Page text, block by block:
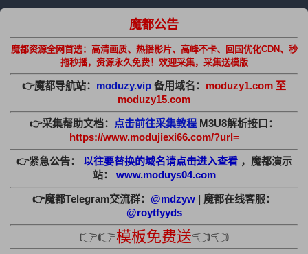
魔都公告
魔都资源全网首选：高清画质、热播影片、高峰不卡、回国优化CDN、秒
拖秒播，资源永久免费！欢迎采集，采集送模版
👉魔都导航站： moduzy.vip 备用域名： moduzy1.com 至
moduzy15.com
👉采集帮助文档： 点击前往采集教程 M3U8解析接口：
https://www.modujiexi66.com/?url=
👉紧急公告： 以往要替换的域名请点击进入查看 ，魔都演示
站：
www.moduys04.com
👉魔都Telegram交流群： @mdzyw | 魔都在线客服：
@roytfyyds
👉👉模板免费送👈👈